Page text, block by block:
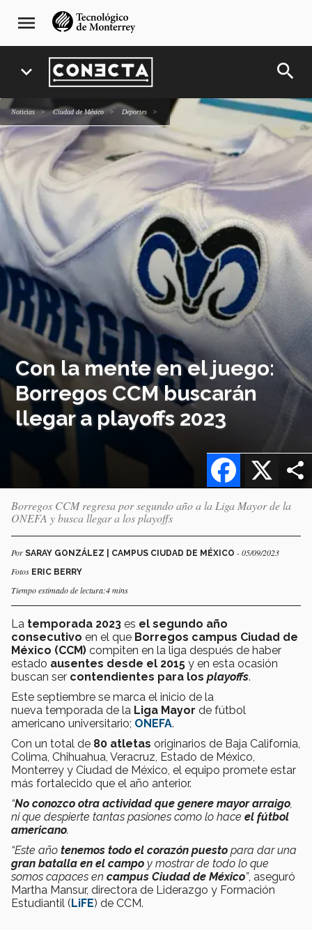
navegación
principal
menu
expand_more search
Noticias Ciudad de México deportes
Con la mente en el juego:
Borregos CCM buscarán
llegar a playoffs 2023
X
Facebook
Borregos CCM regresa por segundo año a la Liga Mayor de la
ONEFA y busca llegar a los playoffs
Por SARAY GONZÁLEZ | CAMPUS CIUDAD DE MÉXICO - 05/09/2023
Fotos ERIC BERRY
Tiempo estimado de lectura:4 mins
La temporada 2023 es el segundo año
consecutivo en el que Borregos campus Ciudad de
México (CCM) compiten en la liga después de haber
estado ausentes desde el 2015 y en esta ocasión
buscan ser contendientes para los playoffs.
Este septiembre se marca el inicio de la
nueva temporada de la Liga Mayor de fútbol
americano universitario; ONEFA.
Con un total de 80 atletas originarios de Baja California,
Colima, Chihuahua, Veracruz, Estado de México,
Monterrey y Ciudad de México, el equipo promete estar
más fortalecido que el año anterior.
“No conozco otra actividad que genere mayor arraigo
ni que despierte tantas pasiones como lo hace el fútbol
americano.
“Este año tenemos todo el corazón puesto para dar una
gran batalla en el campo y mostrar de todo lo que
somos capaces en campus Ciudad de México”, aseguró
Martha Mansur, directora de Liderazgo y Formación
Estudiantil (LiFE) de CCM.